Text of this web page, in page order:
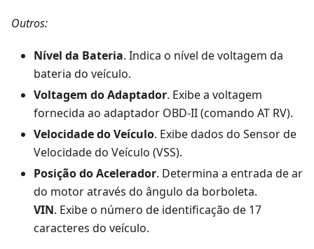
Outros:
Nível da Bateria. Indica o nível de voltagem da
bateria do veículo.
Voltagem do Adaptador. Exibe a voltagem
fornecida ao adaptador OBD-II (comando AT RV).
Velocidade do Veículo. Exibe dados do Sensor de
Velocidade do Veículo (VSS).
Posição do Acelerador. Determina a entrada de ar
do motor através do ângulo da borboleta.
VIN. Exibe o número de identificação de 17
caracteres do veículo.